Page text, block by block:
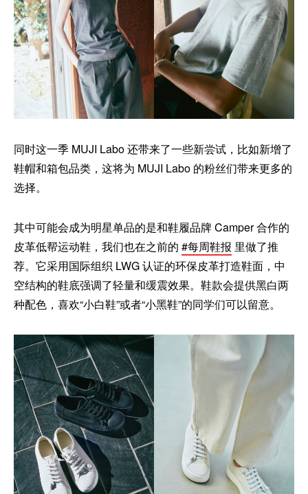
同时这一季 MUJI Labo 还带来了一些新尝试，比如新增了
鞋帽和箱包品类，这将为 MUJI Labo 的粉丝们带来更多的
选择。
其中可能会成为明星单品的是和鞋履品牌 Camper 合作的
皮革低帮运动鞋，我们也在之前的 #每周鞋报 里做了推
荐。它采用国际组织 LWG 认证的环保皮革打造鞋面，中
空结构的鞋底强调了轻量和缓震效果。鞋款会提供黑白两
种配色，喜欢“小白鞋”或者“小黑鞋”的同学们可以留意。